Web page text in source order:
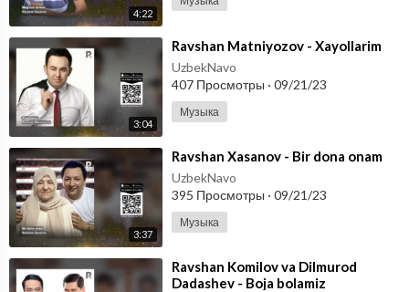
4:22
3:04
⁣Ravshan Matniyozov - Xayollarim
UzbekNavo
407 Просмотры · 09/21/23
Музыка
3:37
⁣Ravshan Xasanov - Bir dona onam
UzbekNavo
395 Просмотры · 09/21/23
Музыка
⁣Ravshan Komilov va Dilmurod
Dadashev - Boja bolamiz